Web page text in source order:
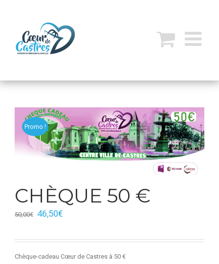
Promo !
CHÈQUE 50 €
50,00€ 46,50€
Chèque-cadeau Cœur de Castres à 50 €